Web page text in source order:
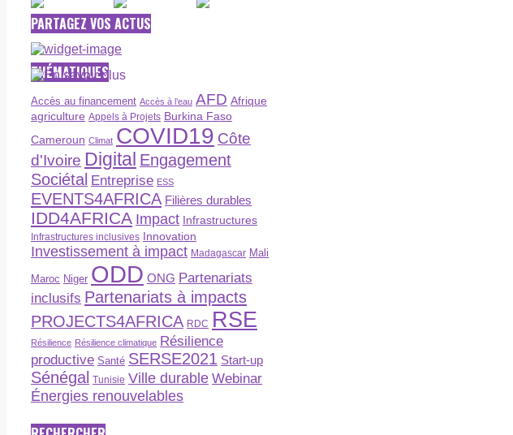
PARTAGEZ VOS ACTUS
THÉMATIQUES
Accès au financement Accès à l’eau AFD Afrique
agriculture Appels à Projets Burkina Faso
Cameroun Climat COVID19 Côte
d'Ivoire Digital Engagement
Sociétal Entreprise ESS
EVENTS4AFRICA Filières durables
IDD4AFRICA Impact Infrastructures
Infrastructures inclusives Innovation
Investissement à impact Madagascar Mali
Maroc Niger ODD ONG Partenariats
inclusifs Partenariats à impacts
PROJECTS4AFRICA RDC RSE
Résilience Résilience climatique Résilience
productive Santé SERSE2021 Start-up
Sénégal Tunisie Ville durable Webinar
Énergies renouvelables